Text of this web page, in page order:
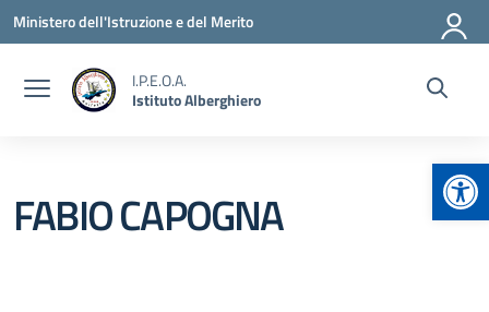
Vai ai contenuti
Vai al menu di navigazione
Vai al footer
Ministero dell'Istruzione e del Merito
I.P.E.O.A.
Istituto Alberghiero
FABIO CAPOGNA